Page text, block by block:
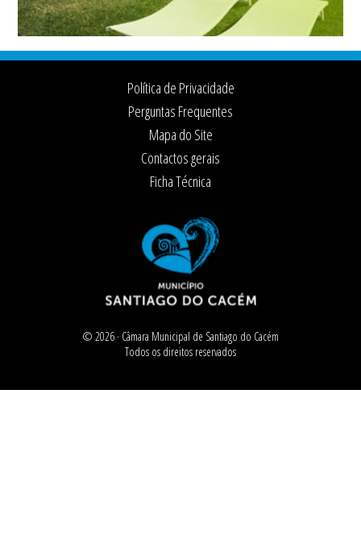
Footer
Política de Privacidade
Perguntas Frequentes
Mapa do Site
Contactos gerais
Ficha Técnica
© 2026 · Câmara Municipal de Santiago do Cacém
Todos os direitos reservados